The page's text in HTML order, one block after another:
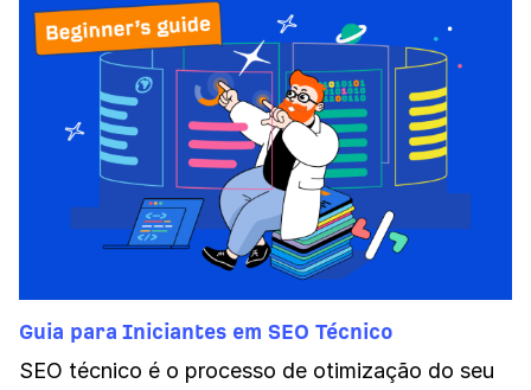
Guia para Iniciantes em SEO Técnico
SEO técnico é o processo de otimização do seu